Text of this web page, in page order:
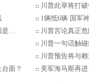
川普此举将打
1辆抵6辆 国军
是…
川普言论真正
川普一句话触
川普预告将与
面？
美军海马斯再